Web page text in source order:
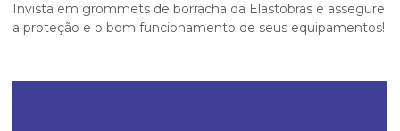
Invista em grommets de borracha da Elastobras e assegure
a proteção e o bom funcionamento de seus equipamentos!